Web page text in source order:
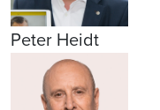
Peter Heidt